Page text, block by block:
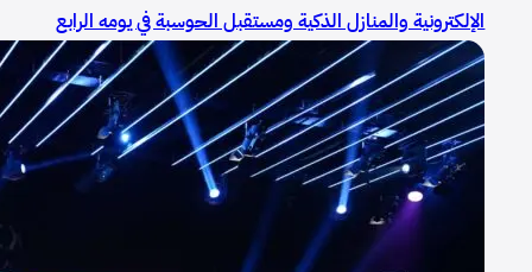
الإلكترونية والمنازل الذكية ومستقبل الحوسبة في يومه الرابع